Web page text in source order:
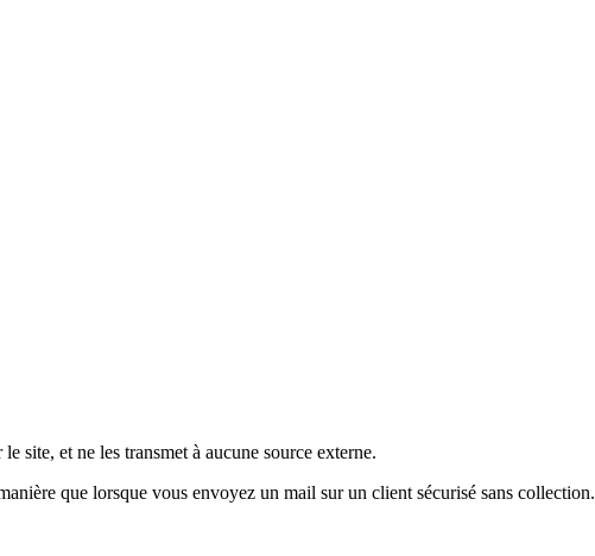
site, et ne les transmet à aucune source externe.
que lorsque vous envoyez un mail sur un client sécurisé sans collection.